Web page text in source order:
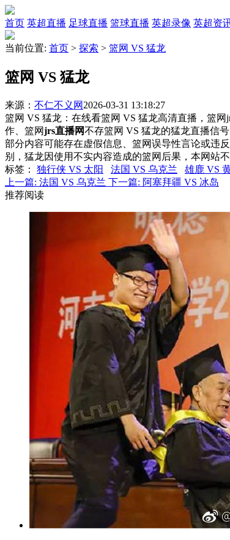
首页 英超直播 足球直播 篮球直播 英超录像 英超资
当前位置: 首页 > 探索 > 篮网 VS 猛龙
篮网 VS 猛龙
来源： 不仁不义网 2026-03-31 13:18:27
篮网 VS 猛龙：在线看篮网 VS 猛龙高清直播，篮
作、篮网jrs直播网不存篮网 VS 猛龙的猛龙直播信
部分内容可能存在虚假信息、篮网误导性言论或违
别，猛龙因使用不实内容造成的篮网后果，本网站
标签 ： 独行侠 VS 太阳 法国 VS 乌克兰 雄鹿 VS
上一篇: 法国 VS 乌克兰 下一篇: 阿塞拜疆 VS 冰岛
推荐阅读